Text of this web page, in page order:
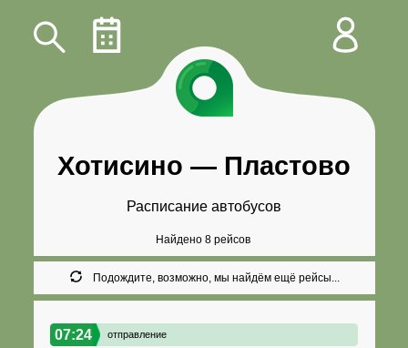
Хотисино — Пластово
Расписание автобусов
Найдено 8 рейсов
Подождите, возможно, мы найдём ещё рейсы...
07:24 отправление